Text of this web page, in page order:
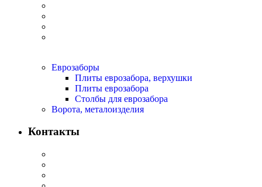
Еврозаборы
Плиты еврозабора, верхушки
Плиты еврозабора
Столбы для еврозабора
Ворота, металоизделия
Контакты